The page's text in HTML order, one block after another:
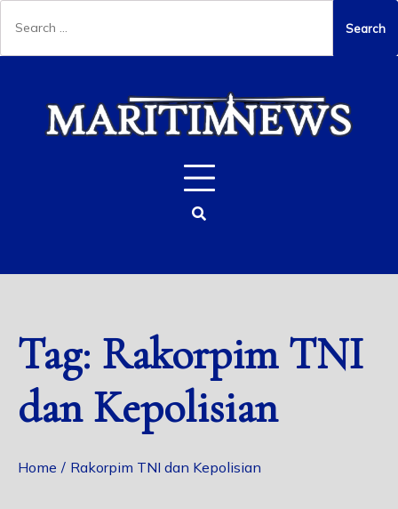
Tag: Rakorpim TNI
dan Kepolisian
Home Rakorpim TNI dan Kepolisian